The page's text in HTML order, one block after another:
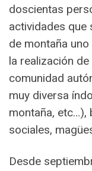
doscientas
actividades que
de montaña
la realización
comunidad
muy diversa
montaña, etc…),
sociales,
Desde